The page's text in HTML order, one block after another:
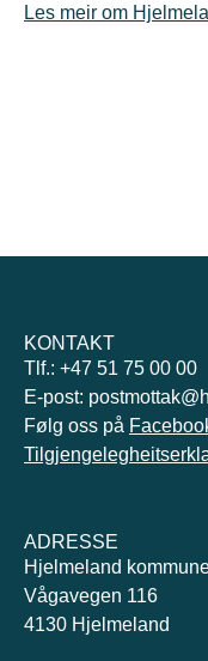
Les meir om
KONTAKT
Tlf.: +47 51 75 00 00
E-post:
Følg oss på
ADRESSE
Hjelmeland
Vågavegen 116
4130 Hjelmeland